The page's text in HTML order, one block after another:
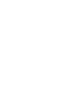
od centra střediska
restaurací, barů,
TV, restaurace s
lehátky a